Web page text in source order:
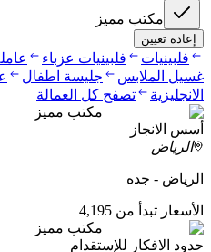
مكتب مميز
إعادة تعيين
فلبينيات فلبينيات عزباء
غسيل الملابس
جليسة اطفال
الانجليزية
تصفح كل العمالة
مكتب مميز
أسس الانجاز
الرياض
الرياض - جده
الأسعار تبدأ من 4,195
مكتب مميز
حدود الافكار للإستقدام